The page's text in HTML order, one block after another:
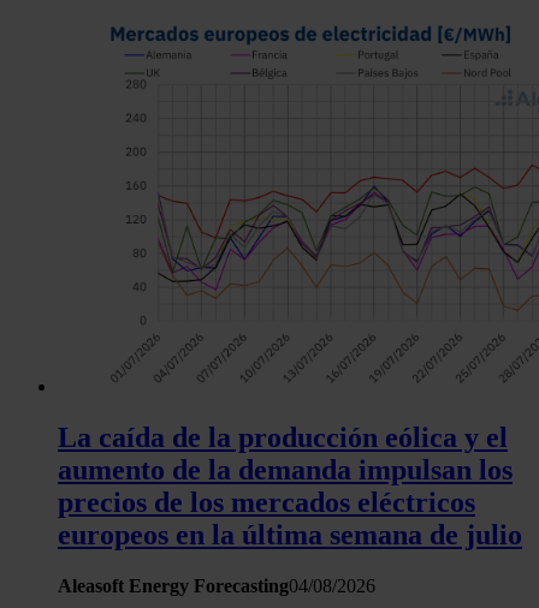
La caída de la producción eólica y el
aumento de la demanda impulsan los
precios de los mercados eléctricos
europeos en la última semana de julio
Aleasoft Energy Forecasting04/08/2026